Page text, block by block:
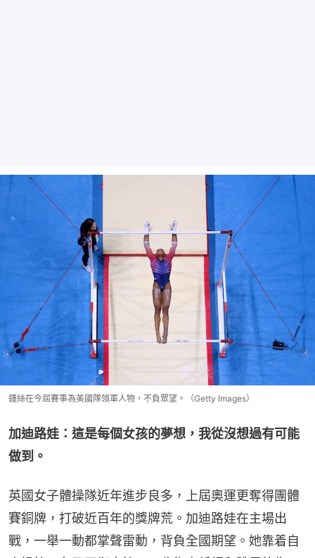
鍾絲在今屆賽事為美國隊領軍人物，不負眾望。（Getty Images）
加迪路娃：這是每個女孩的夢想，我從沒想過有可能
做到。
英國女子體操隊近年進步良多，上屆奧運更奪得團體
賽銅牌，打破近百年的獎牌荒。加迪路娃在主場出
戰，一舉一動都掌聲雷動，背負全國期望。她靠着自